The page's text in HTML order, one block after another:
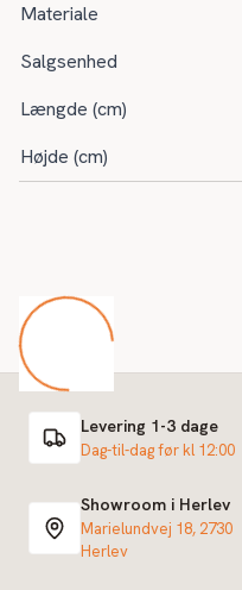
Materiale
Salgsenhed
Længde (cm)
Højde (cm)
Levering 1-3 dage
Dag-til-dag før kl 12:00
Showroom i Herlev
Marielundvej 18, 2730
Herlev